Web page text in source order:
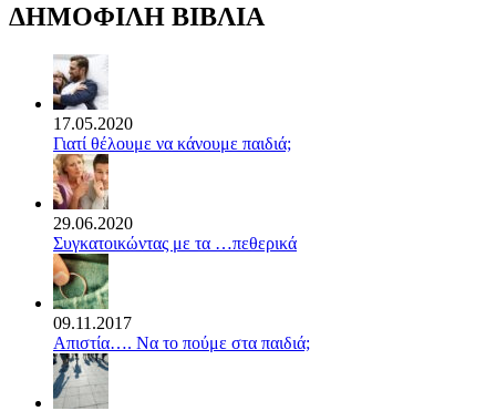
ΔΗΜΟΦΙΛΗ ΒΙΒΛΙΑ
17.05.2020
Γιατί θέλουμε να κάνουμε παιδιά;
29.06.2020
Συγκατοικώντας με τα …πεθερικά
09.11.2017
Απιστία…. Να το πούμε στα παιδιά;